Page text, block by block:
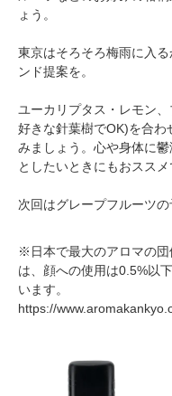
ょう。
東京はそろそろ梅雨に入
ンド提案を。
ユーカリプタス・レモン
好きな針葉樹でOK)を合わ
みましょう。心や身体に
としたいときにもおススメ
次回はグレープフルーツ
※日本で最大のアロマの
は、顔への使用は0.5%以
います。
https://